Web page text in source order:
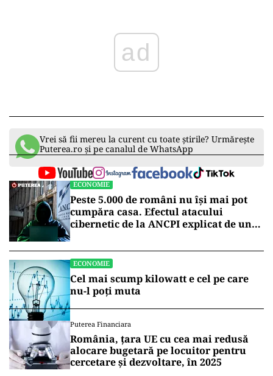
ad
Vrei să fii mereu la curent cu toate știrile? Urmărește
Puterea.ro și pe canalul de WhatsApp
ECONOMIE
Peste 5.000 de români nu își mai pot
cumpăra casa. Efectul atacului
cibernetic de la ANCPI explicat de un
ECONOMIE
Cel mai scump kilowatt e cel pe care
nu-l poți muta
Puterea Financiara
România, țara UE cu cea mai redusă
alocare bugetară pe locuitor pentru
cercetare și dezvoltare, în 2025